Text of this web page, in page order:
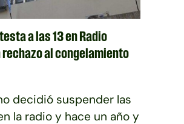
a las 13 en Radio
rechazo al congelamiento
decidió suspender las
la radio y hace un año y